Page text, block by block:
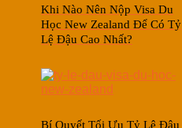
Khi Nào Nên Nộp Visa Du
Học New Zealand Để Có Tỷ
Lệ Đậu Cao Nhất?
Bí Quyết Tối Ưu Tỷ Lệ Đậu